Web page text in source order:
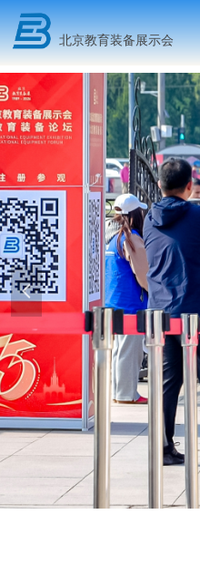
北京教育装备展示会
넳